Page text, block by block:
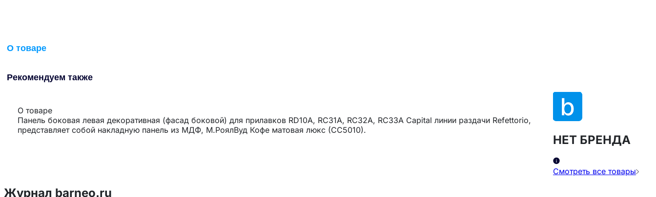
О товаре
Рекомендуем также
О товаре
Панель боковая левая декоративная (фасад боковой) для прилавков RD10A, RC31A, RC32A, RC33A Capital линии раздачи Refettorio,
представляет собой накладную панель из МДФ, М.РоялВуд Кофе матовая люкс (CC5010).
НЕТ БРЕНДА
Смотреть все товары
Журнал barneo.ru